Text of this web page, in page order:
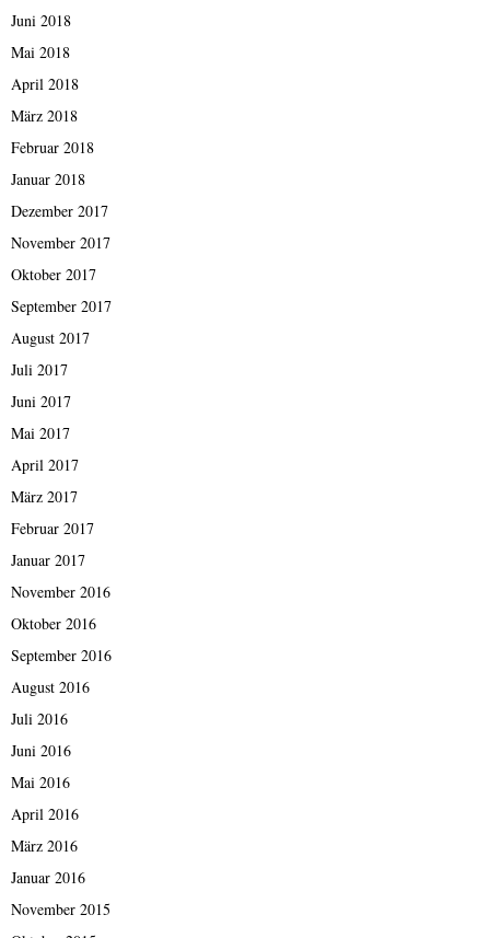
Juni 2018
Mai 2018
April 2018
März 2018
Februar 2018
Januar 2018
Dezember 2017
November 2017
Oktober 2017
September 2017
August 2017
Juli 2017
Juni 2017
Mai 2017
April 2017
März 2017
Februar 2017
Januar 2017
November 2016
Oktober 2016
September 2016
August 2016
Juli 2016
Juni 2016
Mai 2016
April 2016
März 2016
Januar 2016
November 2015